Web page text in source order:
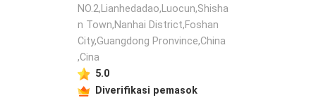
NO.2,Lianhedadao,Luocun,Shisha
n Town,Nanhai District,Foshan
City,Guangdong Pronvince,China
,Cina
5.0
Diverifikasi pemasok